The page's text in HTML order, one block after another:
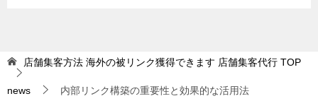
店舗集客方法 海外の被リンク獲得できます 店舗集客代行 TOP
news 内部リンク構築の重要性と効果的な活用法